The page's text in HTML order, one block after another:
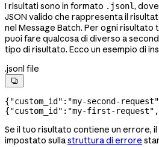
I risultati sono in formato .jsonl,
JSON valido che rappresenta il
nel Message Batch. Per ogni risultato
puoi fare qualcosa di diverso a
tipo di risultato. Ecco un esempio di
.jsonl file

{"custom_id" : "my-second-request"
{"custom_id" : "my-first-request" ,
Se il tuo risultato contiene un errore, il
impostato sullastruttura di errore